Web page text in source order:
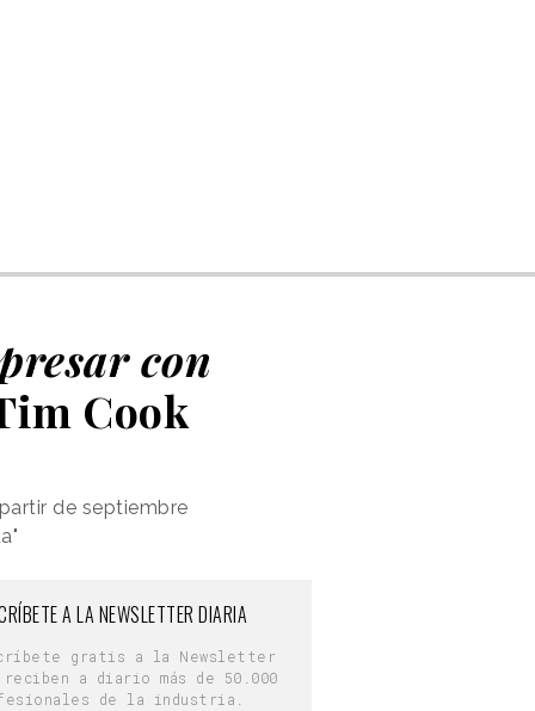
con
Cook
de septiembre
A LA NEWSLETTER DIARIA
gratis a la Newsletter
reciben a diario más de 50.000
de la industria.